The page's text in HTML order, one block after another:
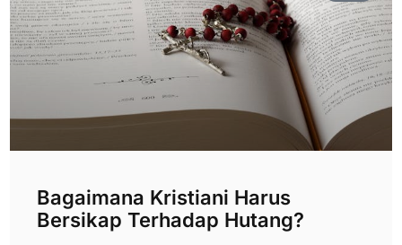
Bagaimana Kristiani Harus
Bersikap Terhadap Hutang?